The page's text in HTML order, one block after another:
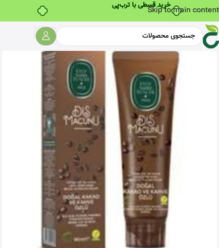
خرید قسطی با ترب‌پیSkip to main content